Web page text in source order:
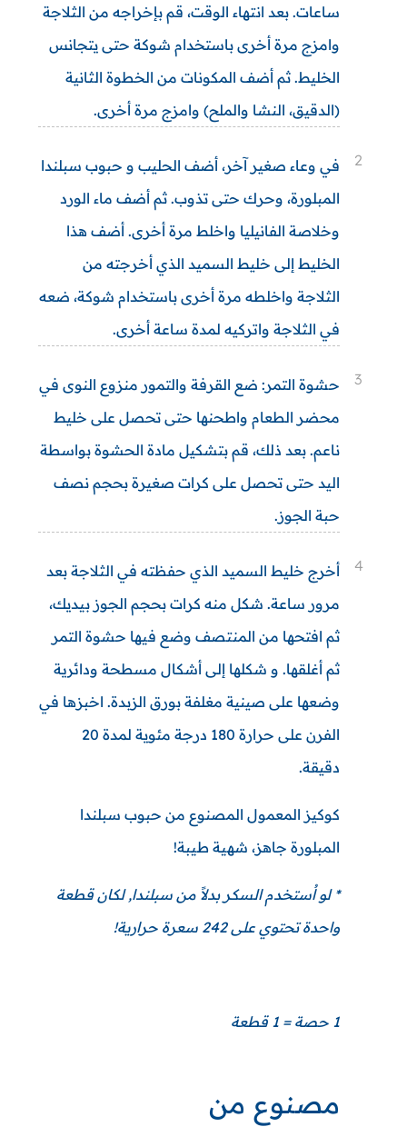
ساعات. بعد انتهاء الوقت، قم بإخراجه من الثلاجة
وامزج مرة أخرى باستخدام شوكة حتى يتجانس
الخليط. ثم أضف المكونات من الخطوة الثانية
(الدقيق، النشا والملح) وامزج مرة أخرى.
2
في وعاء صغير آخر، أضف الحليب و حبوب سبلندا
المبلورة، وحرك حتى تذوب. ثم أضف ماء الورد
وخلاصة الفانيليا واخلط مرة أخرى. أضف هذا
الخليط إلى خليط السميد الذي أخرجته من
الثلاجة واخلطه مرة أخرى باستخدام شوكة، ضعه
في الثلاجة واتركيه لمدة ساعة أخرى.
3
حشوة التمر: ضع القرفة والتمور منزوع النوى في
محضر الطعام واطحنها حتى تحصل على خليط
ناعم. بعد ذلك، قم بتشكيل مادة الحشوة بواسطة
اليد حتى تحصل على كرات صغيرة بحجم نصف
حبة الجوز.
4
أخرج خليط السميد الذي حفظته في الثلاجة بعد
مرور ساعة. شكل منه كرات بحجم الجوز بيديك،
ثم افتحها من المنتصف وضع فيها حشوة التمر
ثم أغلقها. و شكلها إلى أشكال مسطحة ودائرية
وضعها على صينية مغلفة بورق الزبدة. اخبزها في
الفرن على حرارة 180 درجة مئوية لمدة 20
دقيقة.
كوكيز المعمول المصنوع من حبوب سبلندا
المبلورة جاهز، شهية طيبة!
* لو اُستخدم السكر بدلاً من سبلندا, لكان قطعة
واحدة تحتوي على 242 سعرة حرارية!
1 حصة = 1 قطعة
مصنوع من